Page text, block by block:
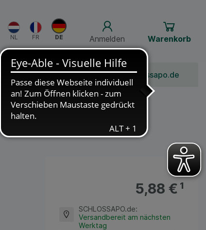
Anmelden Warenkorb
Bonusprogramm Jobs Über Schlossapo.de
5,88 €¹
SCHLOSSAPO.de:
Versandbereit am nächsten
Werktag